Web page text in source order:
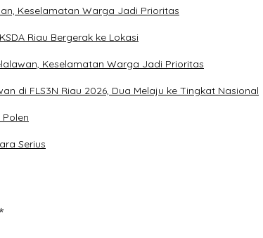
Keselamatan Warga Jadi Prioritas
Riau Bergerak ke Lokasi
Keselamatan Warga Jadi Prioritas
di FLS3N Riau 2026, Dua Melaju ke Tingkat Nasional
Serius